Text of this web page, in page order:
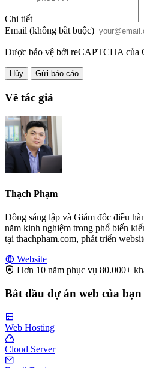
Chi tiết
Email (không bắt buộc)
Được bảo vệ bởi reCAPTCHA của
Hủy Gửi báo cáo
Về tác giả
Thạch Phạm
Đồng sáng lập và Giám đốc điều
năm kinh nghiệm trong phổ biến
tại thachpham.com, phát triển
Website
Hơn 10 năm phục vụ 80.000+
Bắt đầu dự án web của
Web Hosting
Cloud Server